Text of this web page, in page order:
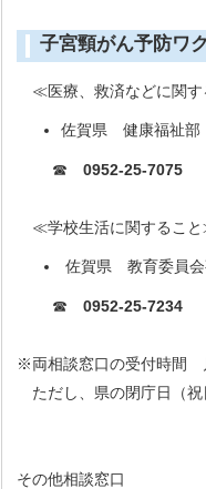
子宮頸がん予防ワ
≪医療、救済などに関す
佐賀県 健康福祉
☎ 0952-25-7075
≪学校生活に関するこ
佐賀県 教育委員
☎0952-25-7234
※両相談窓口の受付時間
ただし、県の閉庁日（祝
その他相談窓口